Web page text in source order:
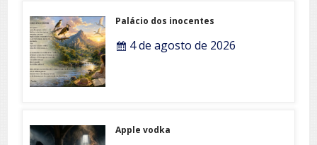
Palácio dos inocentes
4 de agosto de 2026
Apple vodka